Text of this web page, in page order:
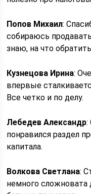
Попов Михаил:
собираюсь
знаю, на что
Кузнецова Ирина:
впервые
Все четко и по делу.
Лебедев Александр:
понравился раздел
капитала.
Волкова Светлана:
немного сложновата